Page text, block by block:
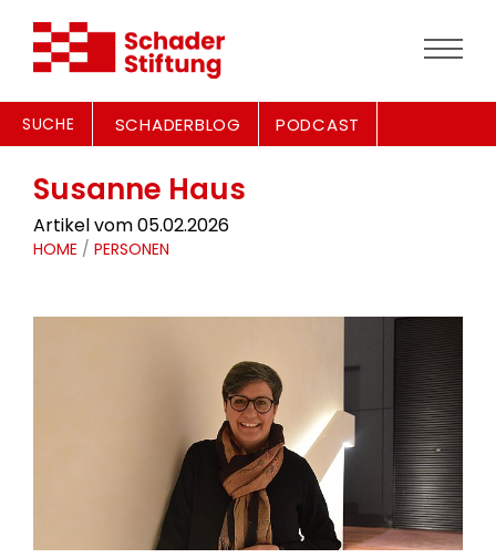
SUCHE SCHADERBLOG PODCAST
Susanne Haus
Artikel vom 05.02.2026
HOME / PERSONEN